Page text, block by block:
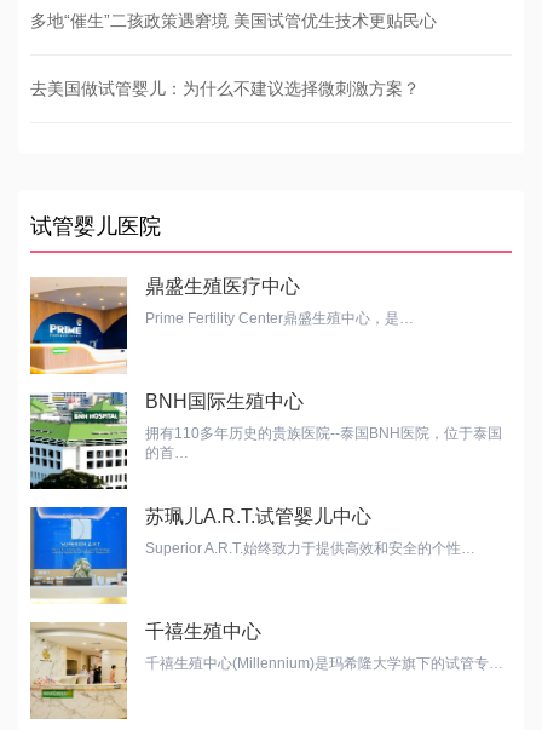
多地“催生”二孩政策遇窘境 美国试管优生技术更贴民心
去美国做试管婴儿：为什么不建议选择微刺激方案？
试管婴儿医院
鼎盛生殖医疗中心
Prime Fertility Center鼎盛生殖中心，是…
BNH国际生殖中心
拥有110多年历史的贵族医院--泰国BNH医院，位于泰国
的首…
苏珮儿A.R.T.试管婴儿中心
Superior A.R.T.始终致力于提供高效和安全的个性…
千禧生殖中心
千禧生殖中心(Millennium)是玛希隆大学旗下的试管专…